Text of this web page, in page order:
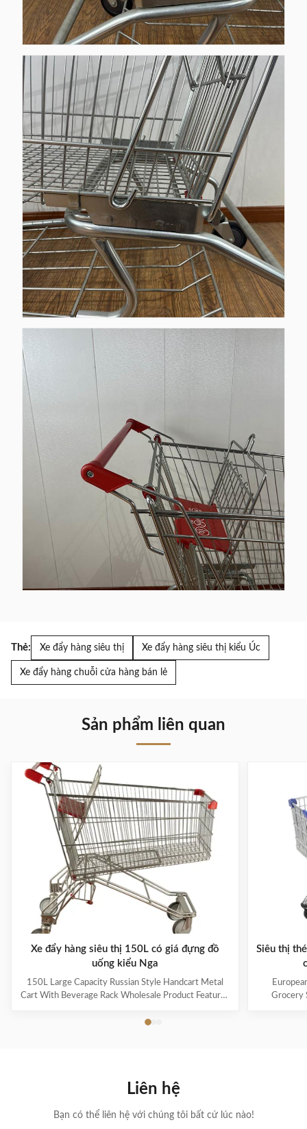
Thẻ: Xe đẩy hàng siêu thị Xe đẩy hàng siêu thị kiểu Úc
Xe đẩy hàng chuỗi cửa hàng bán lẻ
Sản phẩm liên quan
Xe đẩy hàng siêu thị 150L có giá đựng đồ
uống kiểu Nga
150L Large Capacity Russian Style Handcart Metal
Cart With Beverage Rack Wholesale Product Features
which is high-quality and durable Europe and the
With a storage foundation, free up more space
Surface treatment, color, logo,
Siêu thị
Grocery
Liên hệ
Bạn có thể liên hệ với chúng tôi bất cứ lúc nào!